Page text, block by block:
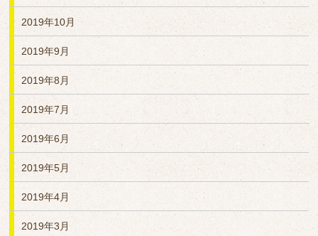
2019年10月
2019年9月
2019年8月
2019年7月
2019年6月
2019年5月
2019年4月
2019年3月